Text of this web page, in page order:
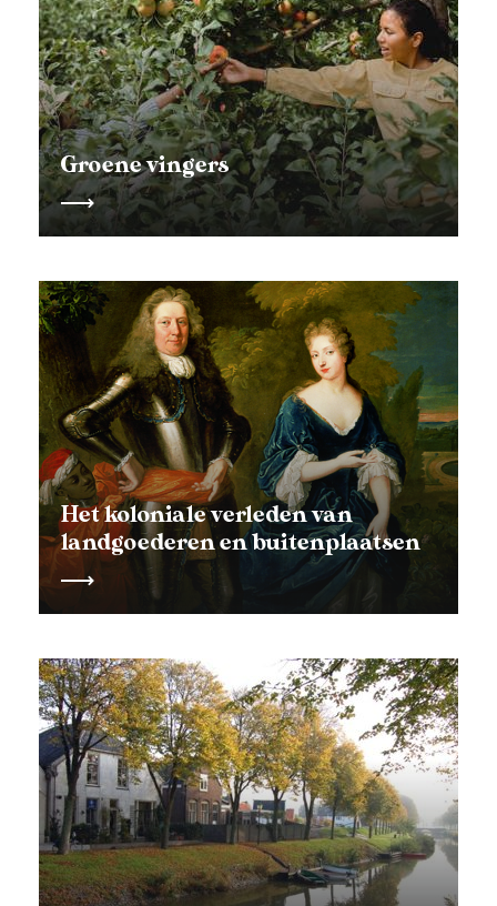
Groene vingers
Het koloniale verleden van
landgoederen en buitenplaatsen